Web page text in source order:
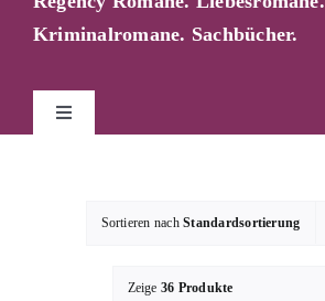
Kriminalromane. Sachbücher.
Toggle
Sortieren nachStandardsortierung
Zeige 36 Produkte